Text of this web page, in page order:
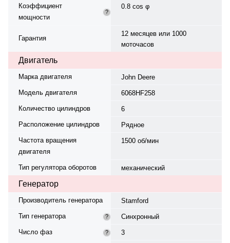
Коэффициент
мощности
?
0.8 cos φ
Гарантия
12 месяцев или 1000
моточасов
Двигатель
Марка двигателя
John Deere
Модель двигателя
6068HF258
Количество цилиндров
6
Расположение цилиндров
Рядное
Частота вращения
двигателя
1500 об/мин
Тип регулятора оборотов механический
Генератор
Производитель генератора
Stamford
Тип генератора
?
Синхронный
Число фаз
?
3